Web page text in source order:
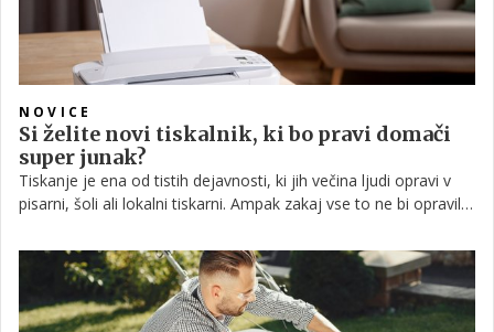
NOVICE
Si želite novi tiskalnik, ki bo pravi domači
super junak?
Tiskanje je ena od tistih dejavnosti, ki jih večina ljudi opravi v
pisarni, šoli ali lokalni tiskarni. Ampak zakaj vse to ne bi opravili
zakaj je izbira domačega tiskalnika pomembna. Marsikdo se za
domači tiskalnik odloča zaradi prihranka časa, večje zasebnosti
in boljšega upravljanja z dokumenti. Toda kateri tiskalnik je
pravi za vas?